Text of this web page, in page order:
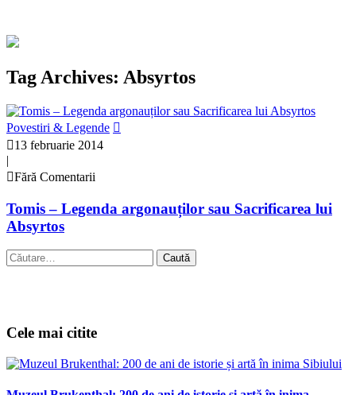
Tag Archives: Absyrtos
Povestiri & Legende
13 februarie 2014
|
Fără Comentarii
Tomis – Legenda argonauților sau Sacrificarea lui
Absyrtos
Caută
după:
Cele mai citite